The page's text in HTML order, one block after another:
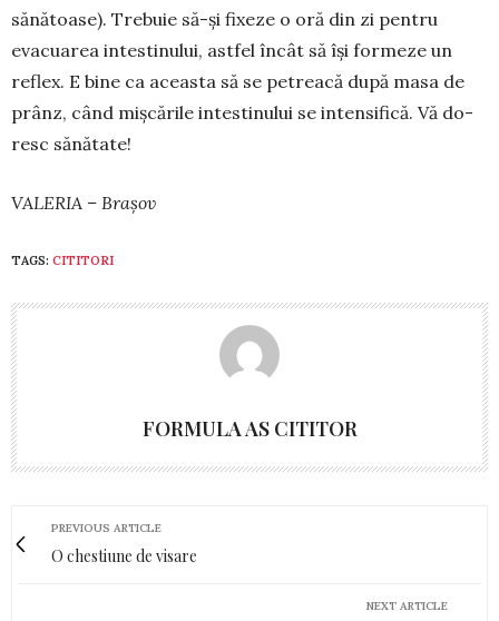
sănătoase). Trebuie să-și fixeze o oră din zi pentru
evacuarea intestinului, astfel încât să își for­meze un
reflex. E bine ca aceasta să se petreacă după ma­sa de
prânz, când mișcările intestinului se in­ten­sifică. Vă do­
resc sănătate!
VALERIA – Brașov
TAGS: CITITORI
FORMULA AS CITITOR
PREVIOUS ARTICLE
O chestiune de visare
NEXT ARTICLE